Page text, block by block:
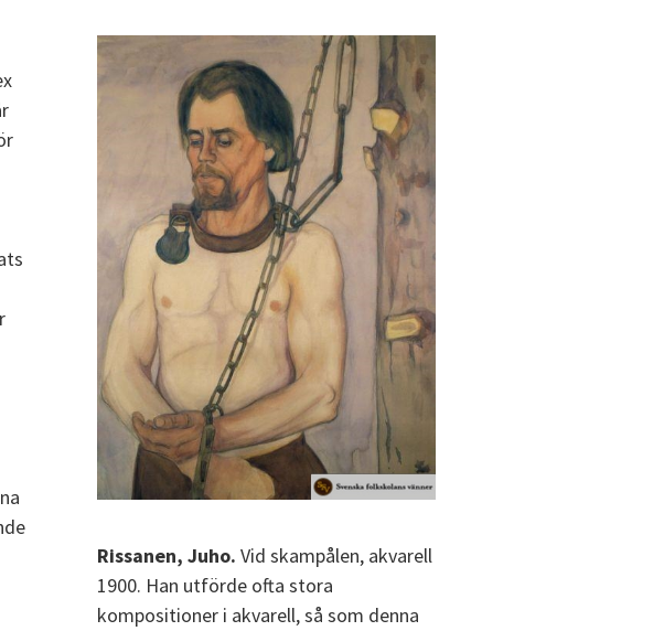
Rissanen, Juho. Vid skampålen, akvarell
1900. Han utförde ofta stora
kompositioner i akvarell, så som denna